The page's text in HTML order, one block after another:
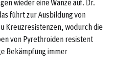
führt zur Ausbildung von
Kreuzresistenzen, wodurch die
von Pyrethroiden resistent
Bekämpfung immer